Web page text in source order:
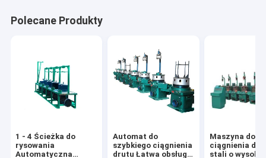
Polecane Produkty
1 - 4 Ścieżka do
rysowania
Automatyczna
Automat do
szybkiego ciągnienia
drutu Łatwa obsługa
Maszyna do
ciągnienia
stali o